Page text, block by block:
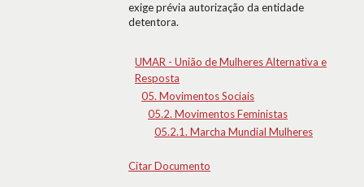
exige prévia autorização da entidade
detentora.
UMAR - União de Mulheres Alternativa e
Resposta
05. Movimentos Sociais
05.2. Movimentos Feministas
05.2.1. Marcha Mundial Mulheres
Citar Documento